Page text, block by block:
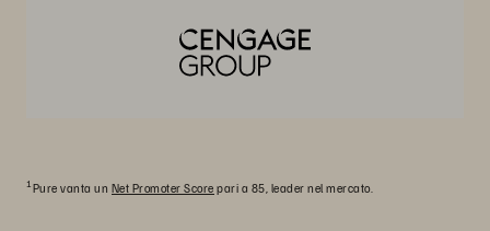
1Pure vanta un Net Promoter Score pari a 85, leader nel mercato.